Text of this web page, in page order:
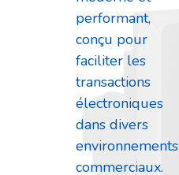
performant,
conçu pour
faciliter les
transactions
électroniques
dans divers
environnements
commerciaux.